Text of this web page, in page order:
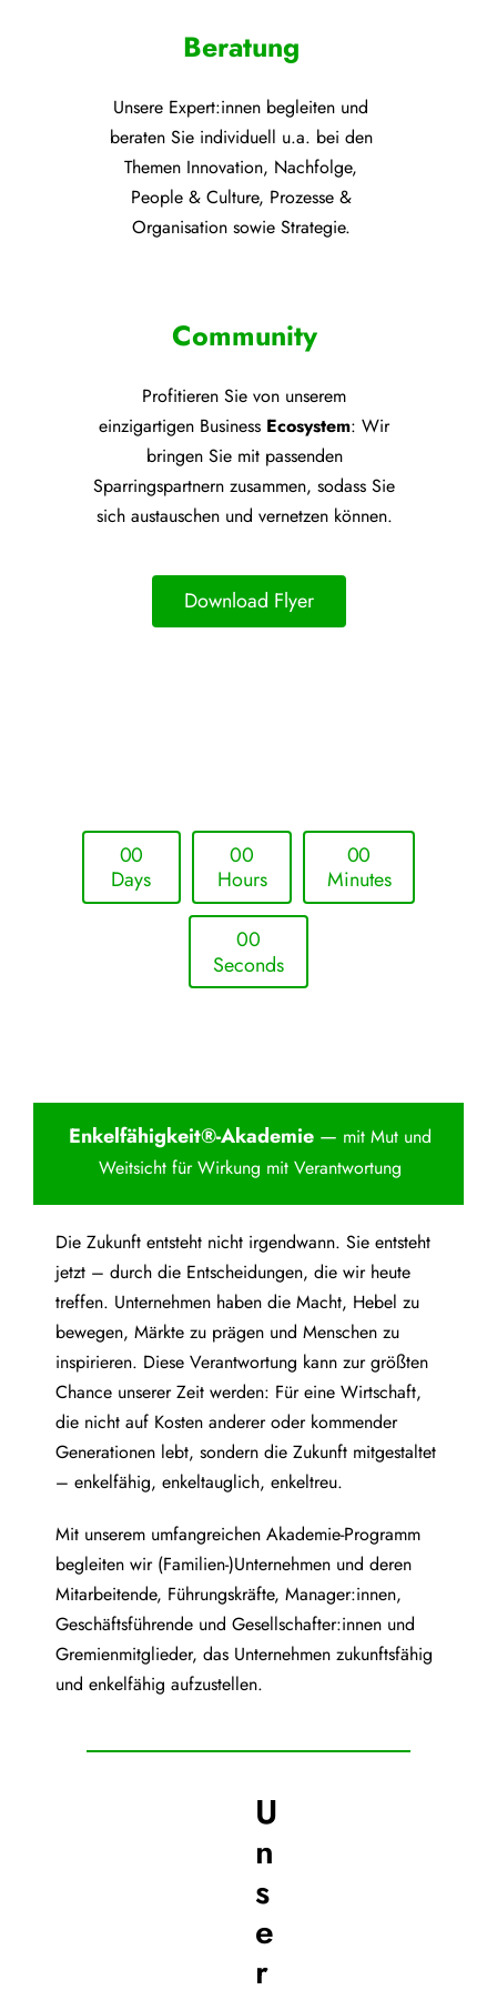
Beratung
Unsere Expert:innen begleiten und
beraten Sie individuell u.a. bei den
Themen Innovation, Nachfolge,
People & Culture, Prozesse &
Organisation sowie Strategie.
Community
Profitieren Sie von unserem
einzigartigen Business Ecosystem: Wir
bringen Sie mit passenden
Sparringspartnern zusammen, sodass Sie
sich austauschen und vernetzen können.
Download Flyer
00
Days
00
Hours
00
Minutes
00
Seconds
Enkelfähigkeit®-Akademie— mit Mut und
Weitsicht für Wirkung mit Verantwortung
Die Zukunft entsteht nicht irgendwann. Sie entsteht
jetzt – durch die Entscheidungen, die wir heute
treffen. Unternehmen haben die Macht, Hebel zu
bewegen, Märkte zu prägen und Menschen zu
inspirieren. Diese Verantwortung kann zur größten
Chance unserer Zeit werden: Für eine Wirtschaft,
die nicht auf Kosten anderer oder kommender
Generationen lebt, sondern die Zukunft mitgestaltet
– enkelfähig, enkeltauglich, enkeltreu.
Mit unserem umfangreichen Akademie-Programm
begleiten wir (Familien-)Unternehmen und deren
Mitarbeitende, Führungskräfte, Manager:innen,
Geschäftsführende und Gesellschafter:innen und
Gremienmitglieder, das Unternehmen zukunftsfähig
und enkelfähig aufzustellen.
U
n
s
e
r